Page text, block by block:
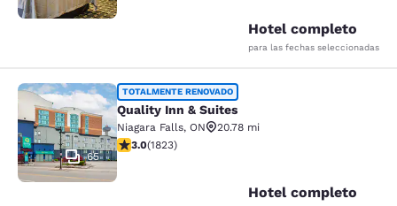
Hotel completo
para las fechas seleccionadas
Quality Inn & Suites
65
TOTALMENTE RENOVADO
Quality Inn & Suites
Niagara Falls, ON
20.78 mi
calificación de 2.96 estrellas. Feria. 1823 reseñas
3.0(1823)
Hotel completo